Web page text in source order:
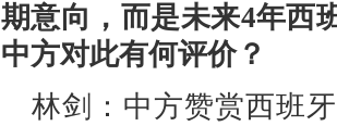
期意向，而是未来4年西
中方对此有何评价？
林剑：中方赞赏西班